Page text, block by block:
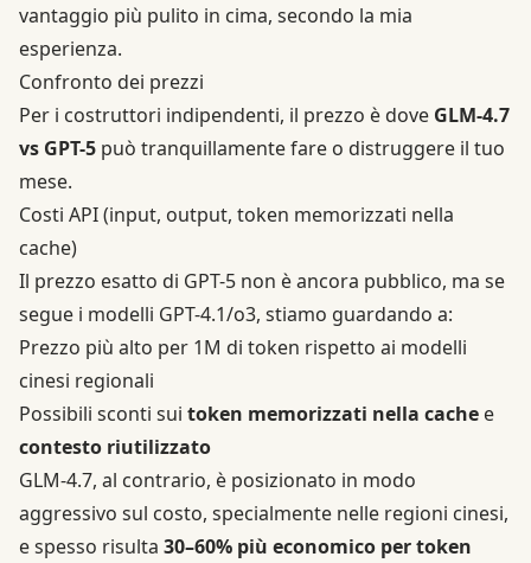
vantaggio più pulito in cima, secondo la mia
esperienza.
Confronto dei prezzi
Per i costruttori indipendenti, il prezzo è dove GLM-4.7
vs GPT-5 può tranquillamente fare o distruggere il tuo
mese.
Costi API (input, output, token memorizzati nella
cache)
Il prezzo esatto di GPT-5 non è ancora pubblico, ma se
segue i modelli GPT-4.1/o3, stiamo guardando a:
Prezzo più alto per 1M di token rispetto ai modelli
cinesi regionali
Possibili sconti sui token memorizzati nella cache e
contesto riutilizzato
GLM-4.7, al contrario, è posizionato in modo
aggressivo sul costo, specialmente nelle regioni cinesi,
e spesso risulta 30–60% più economico per token